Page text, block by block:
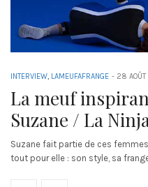
INTERVIEW, LAMEUFAFRANGE - 28
La meuf
Suzane / La
Suzane fait partie de ces
tout pour elle : son style, sa